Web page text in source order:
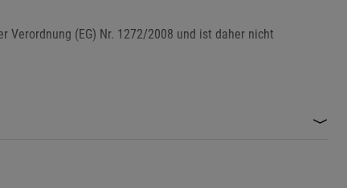
Verordnung (EG) Nr. 1272/2008 und ist daher nicht
der EVA-Schaumstoff entflammbar sein kann.
als Unterlage.